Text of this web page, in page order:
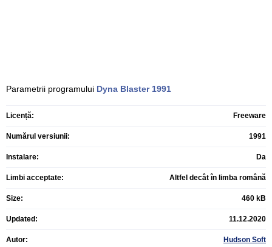
Parametrii programului Dyna Blaster 1991
Licență: Freeware
Numărul versiunii: 1991
Instalare: Da
Limbi acceptate: Altfel decât în limba română
Size: 460 kB
Updated: 11.12.2020
Autor: Hudson Soft